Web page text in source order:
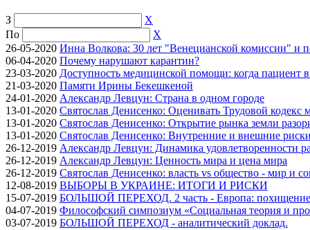
З
X
По
X
26-05-2020 Инна Волкова: 30 лет "Венецианской комиссии" и
06-04-2020 Почему нарушают карантин?
23-03-2020 Доступность медицинской помощи: когда пациент
21-03-2020 Памяти Ирины Бекешкеной
24-01-2020 Александр Левцун: Страна в одном городе
13-01-2020 Святослав Денисенко: Оценивать Трудовой кодекс
13-01-2020 Святослав Денисенко: Открытие рынка земли
13-01-2020 Святослав Денисенко: Внутренние и внешние
26-12-2019 Александр Левцун: Динамика удовлетворенности
26-12-2019 Александр Левцун: Ценность мира и цена мира
26-12-2019 Святослав Денисенко: власть vs общество - мир и
12-08-2019 ВЫБОРЫ В УКРАИНЕ: ИТОГИ И РИСКИ
15-07-2019 БОЛЬШОЙ ПЕРЕХОД. 2 часть - Европа: похищение
04-07-2019 Философский симпозиум «Социальная теория и
03-07-2019 БОЛЬШОЙ ПЕРЕХОД - аналитический доклад.